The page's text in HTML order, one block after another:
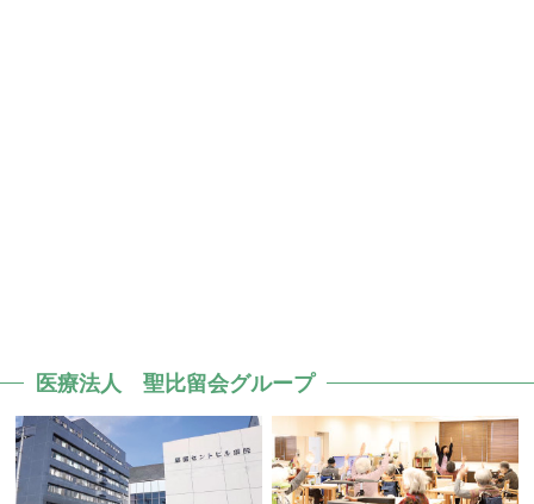
医療法人 聖比留会グループ